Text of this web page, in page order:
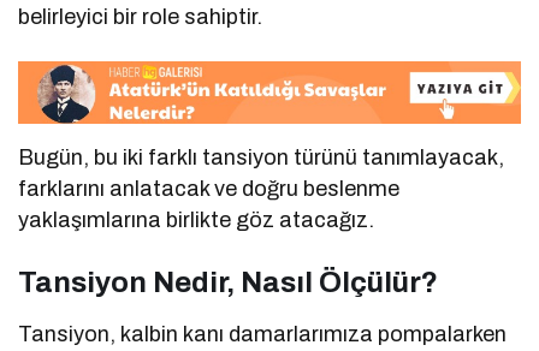
belirleyici bir role sahiptir.
Bugün, bu iki farklı tansiyon türünü tanımlayacak,
farklarını anlatacak ve doğru beslenme
yaklaşımlarına birlikte göz atacağız.
Tansiyon Nedir, Nasıl Ölçülür?
Tansiyon, kalbin kanı damarlarımıza pompalarken